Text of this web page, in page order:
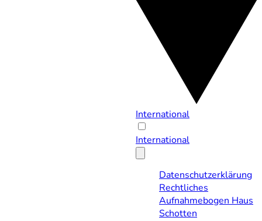
International
International
Datenschutzerklärung
Rechtliches
Aufnahmebogen Haus
Schotten